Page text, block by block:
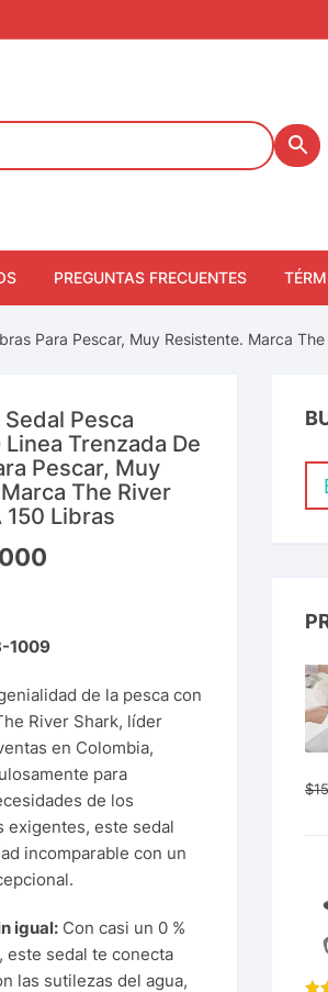
PREGUNTAS FRECUENTES
Para Pescar, Muy Resistente. Marca
Pesca
Trenzada De
Pescar, Muy
The River
150 Libras
1009
de la pesca con
River Shark, líder
en Colombia,
para
de los
exigentes, este sedal
incomparable con un
igual: Con casi un 0 %
este sedal te conecta
las sutilezas del agua,
$